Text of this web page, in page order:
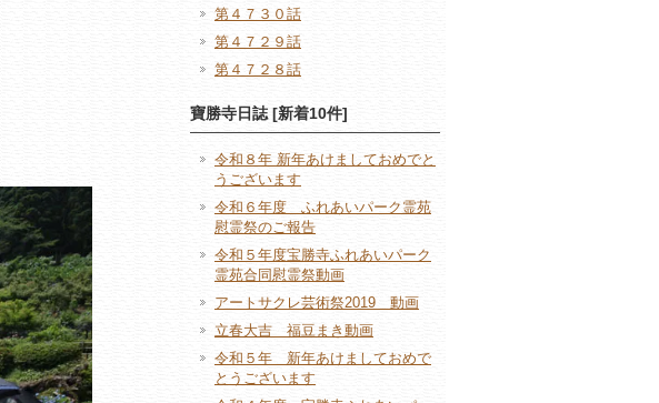
第４７３０話
第４７２９話
第４７２８話
寶勝寺日誌 [新着10件]
令和８年 新年あけましておめでと
うございます
令和６年度 ふれあいパーク霊苑
慰霊祭のご報告
令和５年度宝勝寺ふれあいパーク
霊苑合同慰霊祭動画
アートサクレ芸術祭2019 動画
立春大吉 福豆まき動画
令和５年 新年あけましておめで
とうございます